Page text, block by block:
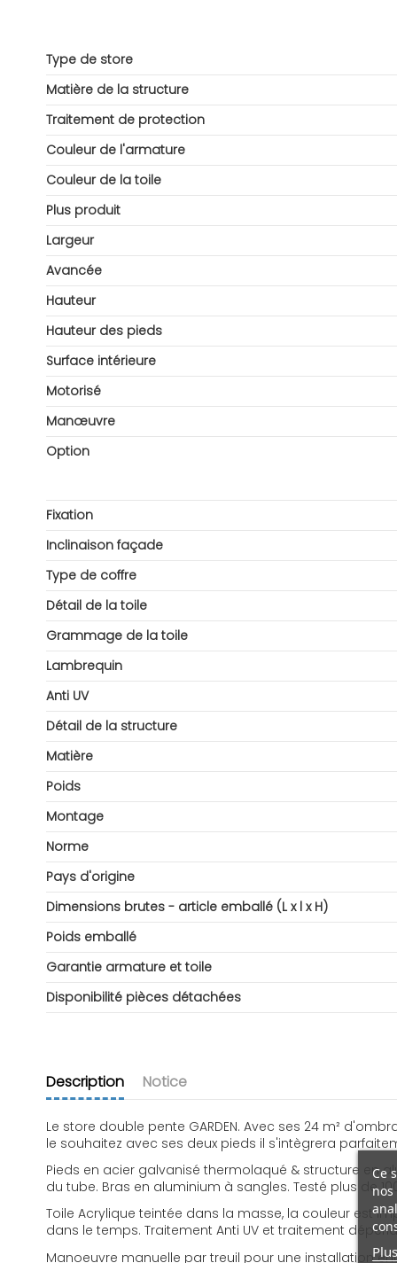
Type de store
Matière de la structure
Traitement de protection
Couleur de l'armature
Couleur de la toile
Plus produit
Largeur
Avancée
Hauteur
Hauteur des pieds
Surface intérieure
Motorisé
Manœuvre
Option
Fixation
Inclinaison façade
Type de coffre
Détail de la toile
Grammage de la toile
Lambrequin
Anti UV
Détail de la structure
Matière
Poids
Montage
Norme
Pays d'origine
Dimensions brutes - article emballé (L x l x H)
Poids emballé
Garantie armature et toile
Disponibilité pièces détachées
Description Notice
Le store double pente GARDEN. Avec ses 24 m²
le souhaitez avec ses deux pieds il s'intègrera
Pieds en acier galvanisé thermolaqué & structure en
du tube. Bras en aluminium à sangles. Testé plus de
Toile Acrylique teintée dans la masse, la couleur est
dans le temps. Traitement Anti UV et traitement
Manoeuvre manuelle par treuil pour une installation
Ce